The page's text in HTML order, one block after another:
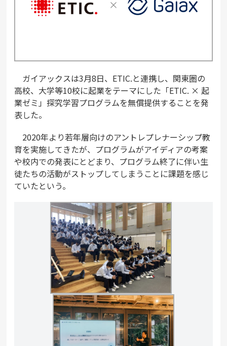
ガイアックスは3月8日、ETIC.と連携し、関東圏の
高校、大学等10校に起業をテーマにした「ETIC. × 起
業ゼミ」探究学習プログラムを無償提供することを発
表した。
2020年より若年層向けのアントレプレナーシップ教
育を実施してきたが、プログラムがアイディアの考案
や校内での発表にとどまり、プログラム終了に伴い生
徒たちの活動がストップしてしまうことに課題を感じ
ていたという。